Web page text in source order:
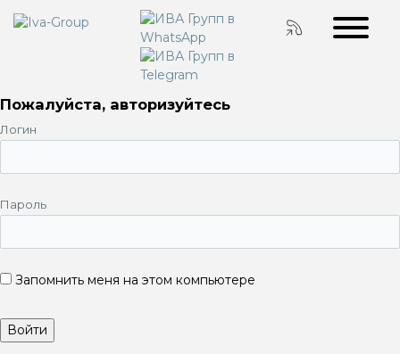
Пожалуйста, авторизуйтесь
Логин
Пароль
Запомнить меня на этом компьютере